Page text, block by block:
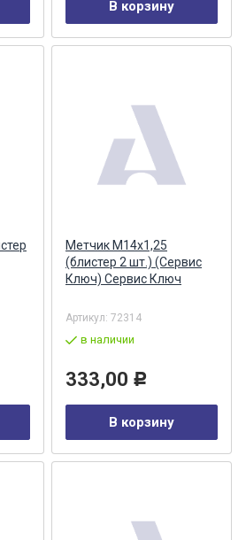
В корзину
Метчик М14x1,25
(блистер 2 шт.) (Сервис
Ключ) Сервис Ключ
Артикул: 72314
в наличии
333,00 Р
В корзину